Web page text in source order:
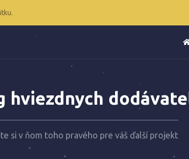
hviezdnych
si v ňom toho pravého pre váš ďalší projekt